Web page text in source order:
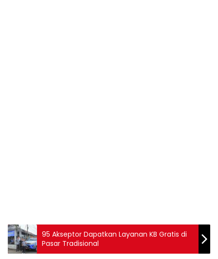
95 Akseptor Dapatkan Layanan KB Gratis di
Pasar Tradisional